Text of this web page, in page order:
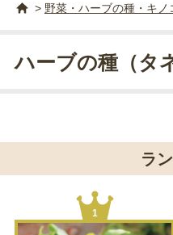
> 野菜・ハーブの種・キノ
ハーブの種（タ
ラ
1